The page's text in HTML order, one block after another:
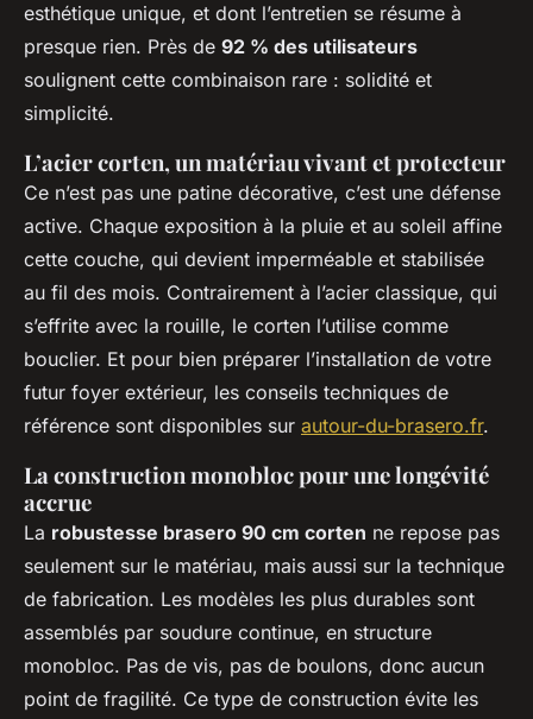
esthétique unique, et dont l’entretien se résume à
presque rien. Près de 92 % des utilisateurs
soulignent cette combinaison rare : solidité et
simplicité.
L’acier corten, un matériau vivant et protecteur
Ce n’est pas une patine décorative, c’est une défense
active. Chaque exposition à la pluie et au soleil affine
cette couche, qui devient imperméable et stabilisée
au fil des mois. Contrairement à l’acier classique, qui
s’effrite avec la rouille, le corten l’utilise comme
bouclier. Et pour bien préparer l’installation de votre
futur foyer extérieur, les conseils techniques de
référence sont disponibles sur autour-du-brasero.fr.
La construction monobloc pour une longévité
accrue
La robustesse brasero 90 cm corten ne repose pas
seulement sur le matériau, mais aussi sur la technique
de fabrication. Les modèles les plus durables sont
assemblés par soudure continue, en structure
monobloc. Pas de vis, pas de boulons, donc aucun
point de fragilité. Ce type de construction évite les